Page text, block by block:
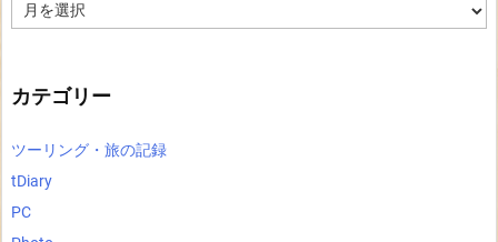
ー
カテゴリー
ツーリング・旅の記録
tDiary
PC